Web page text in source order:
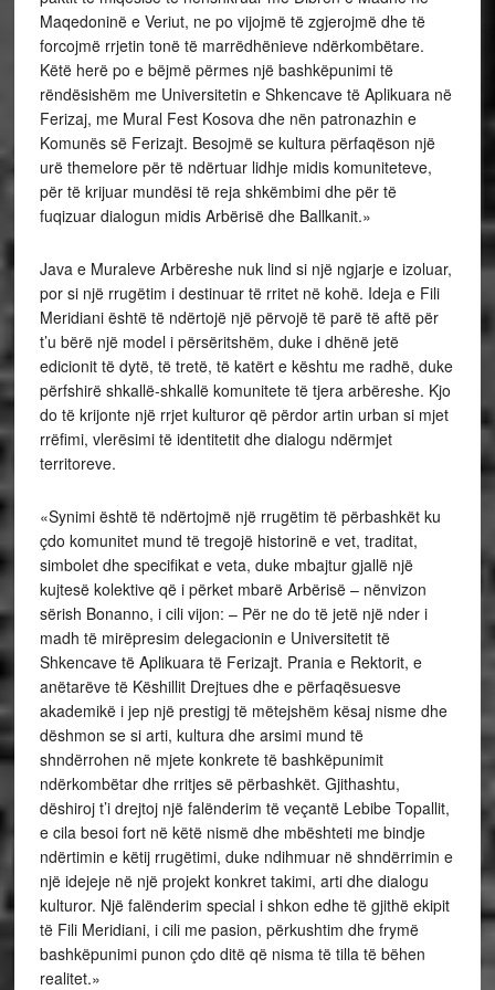
Maqedoninë e Veriut, ne po vijojmë të zgjerojmë dhe të
forcojmë rrjetin tonë të marrëdhënieve ndërkombëtare.
Këtë herë po e bëjmë përmes një bashkëpunimi të
rëndësishëm me Universitetin e Shkencave të Aplikuara në
Ferizaj, me Mural Fest Kosova dhe nën patronazhin e
Komunës së Ferizajt. Besojmë se kultura përfaqëson një
urë themelore për të ndërtuar lidhje midis komuniteteve,
për të krijuar mundësi të reja shkëmbimi dhe për të
fuqizuar dialogun midis Arbërisë dhe Ballkanit.»
Java e Muraleve Arbëreshe nuk lind si një ngjarje e izoluar,
por si një rrugëtim i destinuar të rritet në kohë. Ideja e Fili
Meridiani është të ndërtojë një përvojë të parë të aftë për
t’u bërë një model i përsëritshëm, duke i dhënë jetë
edicionit të dytë, të tretë, të katërt e kështu me radhë, duke
përfshirë shkallë-shkallë komunitete të tjera arbëreshe. Kjo
do të krijonte një rrjet kulturor që përdor artin urban si mjet
rrëfimi, vlerësimi të identitetit dhe dialogu ndërmjet
territoreve.
«Synimi është të ndërtojmë një rrugëtim të përbashkët ku
çdo komunitet mund të tregojë historinë e vet, traditat,
simbolet dhe specifikat e veta, duke mbajtur gjallë një
kujtesë kolektive që i përket mbarë Arbërisë – nënvizon
sërish Bonanno, i cili vijon: – Për ne do të jetë një nder i
madh të mirëpresim delegacionin e Universitetit të
Shkencave të Aplikuara të Ferizajt. Prania e Rektorit, e
anëtarëve të Këshillit Drejtues dhe e përfaqësuesve
akademikë i jep një prestigj të mëtejshëm kësaj nisme dhe
dëshmon se si arti, kultura dhe arsimi mund të
shndërrohen në mjete konkrete të bashkëpunimit
ndërkombëtar dhe rritjes së përbashkët. Gjithashtu,
dëshiroj t’i drejtoj një falënderim të veçantë Lebibe Topallit,
e cila besoi fort në këtë nismë dhe mbështeti me bindje
ndërtimin e këtij rrugëtimi, duke ndihmuar në shndërrimin e
një idejeje në një projekt konkret takimi, arti dhe dialogu
kulturor. Një falënderim special i shkon edhe të gjithë ekipit
të Fili Meridiani, i cili me pasion, përkushtim dhe frymë
bashkëpunimi punon çdo ditë që nisma të tilla të bëhen
realitet.»